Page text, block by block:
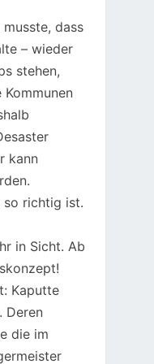
dass
– wieder
stehen,
kann
so richtig ist.
in Sicht. Ab
Kaputte
Deren
die im